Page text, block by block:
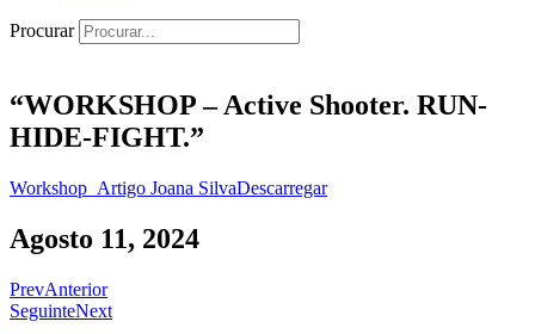
Procurar
“WORKSHOP – Active Shooter. RUN-
HIDE-FIGHT.”
Workshop_Artigo Joana SilvaDescarregar
Agosto 11, 2024
PrevAnterior
SeguinteNext